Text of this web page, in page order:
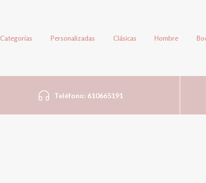
Categorías Personalizadas Clásicas Hombre
Teléfono: 610665191